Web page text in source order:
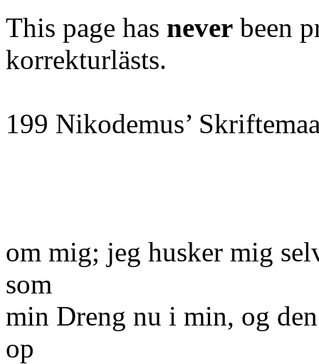
This page has never been
korrekturlästs.
199 Nikodemus’
om mig; jeg husker mig
som
min Dreng nu i min, og
op